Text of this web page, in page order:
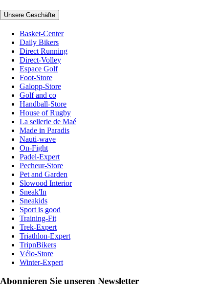
Unsere Geschäfte
Basket-Center
Daily Bikers
Direct Running
Direct-Volley
Espace Golf
Foot-Store
Galopp-Store
Golf and co
Handball-Store
House of Rugby
La sellerie de Maé
Made in Paradis
Nauti-wave
On-Fight
Padel-Expert
Pecheur-Store
Pet and Garden
Slowood Interior
Sneak'In
Sneakids
Sport is good
Training-Fit
Trek-Expert
Triathlon-Expert
TripnBikers
Vélo-Store
Winter-Expert
Abonnieren Sie unseren Newsletter